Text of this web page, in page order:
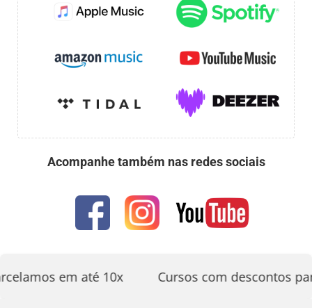
Acompanhe também nas redes sociais
em até 10x Cursos com descontos